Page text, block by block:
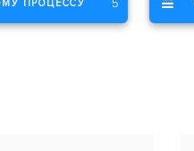
ПРОЦЕССУ 5